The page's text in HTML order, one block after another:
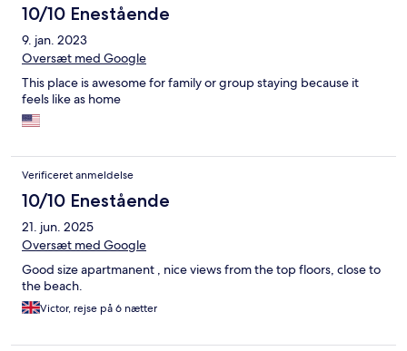
10/10 Enestående
9. jan. 2023
Oversæt med Google
This place is awesome for family or group staying because it
feels like as home
Verificeret anmeldelse
10/10 Enestående
21. jun. 2025
Oversæt med Google
Good size apartmanent , nice views from the top floors, close to
the beach.
Victor, rejse på 6 nætter